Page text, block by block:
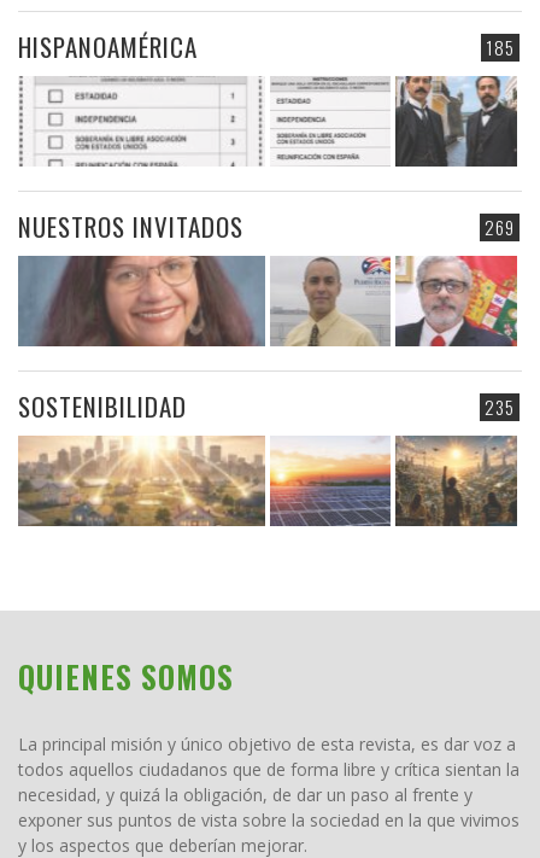
185
HISPANOAMÉRICA
269
NUESTROS INVITADOS
235
SOSTENIBILIDAD
QUIENES SOMOS
La principal misión y único objetivo de esta revista, es dar voz a
todos aquellos ciudadanos que de forma libre y crítica sientan la
necesidad, y quizá la obligación, de dar un paso al frente y
exponer sus puntos de vista sobre la sociedad en la que vivimos
y los aspectos que deberían mejorar.